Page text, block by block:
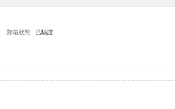
郵箱狀態
已驗證